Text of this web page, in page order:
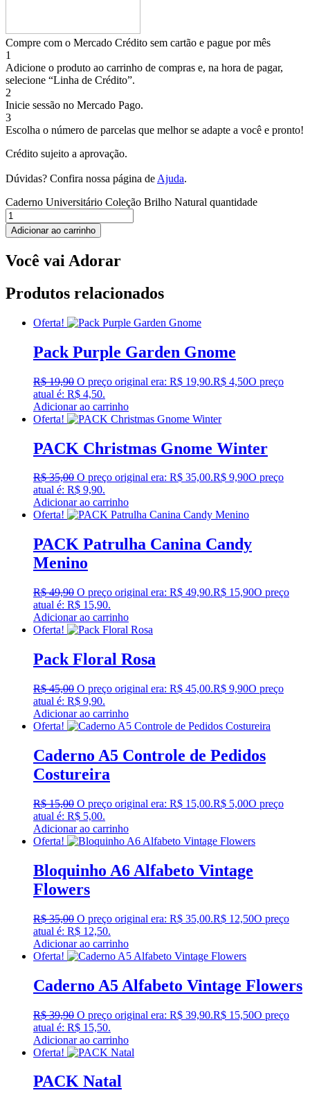
Compre com o Mercado Crédito sem cartão e pague por mês
1
Adicione o produto ao carrinho de compras e, na hora de pagar,
selecione “Linha de Crédito”.
2
Inicie sessão no Mercado Pago.
3
Escolha o número de parcelas que melhor se adapte a você e pronto!
Crédito sujeito a aprovação.
Dúvidas? Confira nossa página de Ajuda.
Caderno Universitário Coleção Brilho Natural quantidade
Adicionar ao carrinho
Você vai Adorar
Produtos relacionados
Oferta!
Pack Purple Garden Gnome
R$19,90 O preço original era: R$ 19,90.R$ 4,50O preço
atual é: R$ 4,50.
Adicionar ao carrinho
Oferta!
PACK Christmas Gnome Winter
R$35,00 O preço original era: R$ 35,00.R$ 9,90O preço
atual é: R$ 9,90.
Adicionar ao carrinho
Oferta!
PACK Patrulha Canina Candy
Menino
R$49,90 O preço original era: R$ 49,90.R$ 15,90O preço
atual é: R$ 15,90.
Adicionar ao carrinho
Oferta!
Pack Floral Rosa
R$45,00 O preço original era: R$ 45,00.R$ 9,90O preço
atual é: R$ 9,90.
Adicionar ao carrinho
Oferta!
Caderno A5 Controle de Pedidos
Costureira
R$15,00 O preço original era: R$ 15,00.R$ 5,00O preço
atual é: R$ 5,00.
Adicionar ao carrinho
Oferta!
Bloquinho A6 Alfabeto Vintage
Flowers
R$35,00 O preço original era: R$ 35,00.R$ 12,50O preço
atual é: R$ 12,50.
Adicionar ao carrinho
Oferta!
Caderno A5 Alfabeto Vintage Flowers
R$39,90 O preço original era: R$ 39,90.R$ 15,50O preço
atual é: R$ 15,50.
Adicionar ao carrinho
Oferta!
PACK Natal